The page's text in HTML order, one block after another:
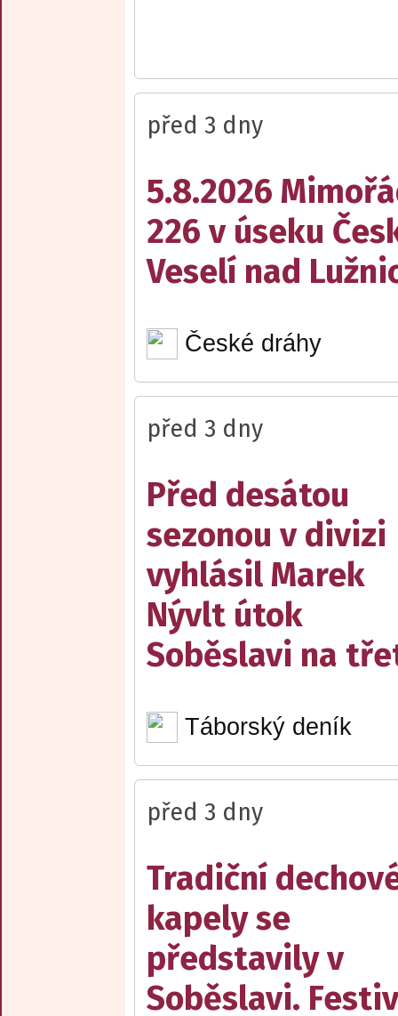
před 3 dny
5.8.2026
226 v úseku
Veselí nad
České dráhy
před 3 dny
Před desátou
sezonou v divizi
vyhlásil Marek
Nývlt útok
Soběslavi na
Táborský deník
před 3 dny
Tradiční
kapely se
představily v
Soběslavi.